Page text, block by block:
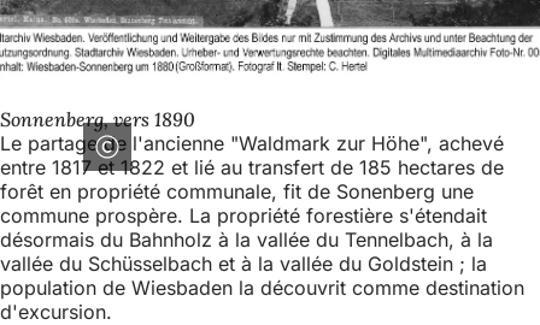
Sonnenberg, vers 1890
Le partage de l'ancienne "Waldmark zur Höhe", achevé
entre 1817 et 1822 et lié au transfert de 185 hectares de
forêt en propriété communale, fit de Sonenberg une
commune prospère. La propriété forestière s'étendait
désormais du Bahnholz à la vallée du Tennelbach, à la
vallée du Schüsselbach et à la vallée du Goldstein ; la
population de Wiesbaden la découvrit comme destination
d'excursion.